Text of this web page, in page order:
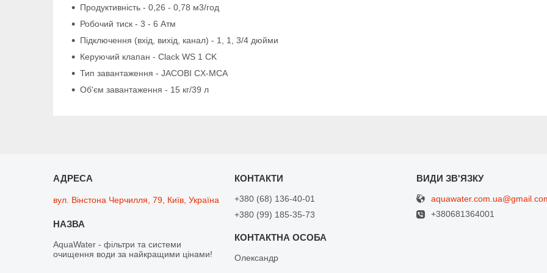
Продуктивність - 0,26 - 0,78 м3/год
Робочий тиск - 3 - 6 Атм
Підключення (вхід, вихід, канал) - 1, 1, 3/4 дюйми
Керуючий клапан - Clack WS 1 CK
Тип завантаження - JACOBI CX-MCA
Об'єм завантаження - 15 кг/39 л
вул. Вінстона Черчилля, 79, Київ, Україна
AquaWater - фільтри та системи
очищення води за найкращими цінами!
+380 (68) 136-40-01
+380 (99) 185-35-73
Олександр
+380681364001